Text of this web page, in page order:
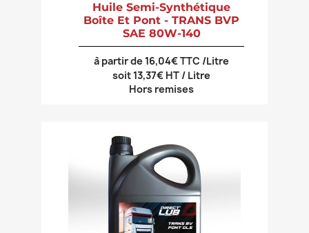
Huile Semi-Synthétique
Boîte Et Pont - TRANS BVP
SAE 80W-140
à partir de 16,04€ TTC /Litre
soit 13,37€ HT / Litre
Hors remises